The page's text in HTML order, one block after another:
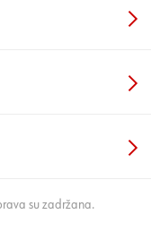
su zadržana.